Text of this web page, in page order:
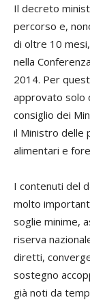
Il decreto
percorso e,
di oltre 10
nella
2014. Per
approvato solo
consiglio dei
il Ministro delle
alimentari e
I contenuti del
molto
soglie minime,
riserva
diretti,
sostegno
già noti da